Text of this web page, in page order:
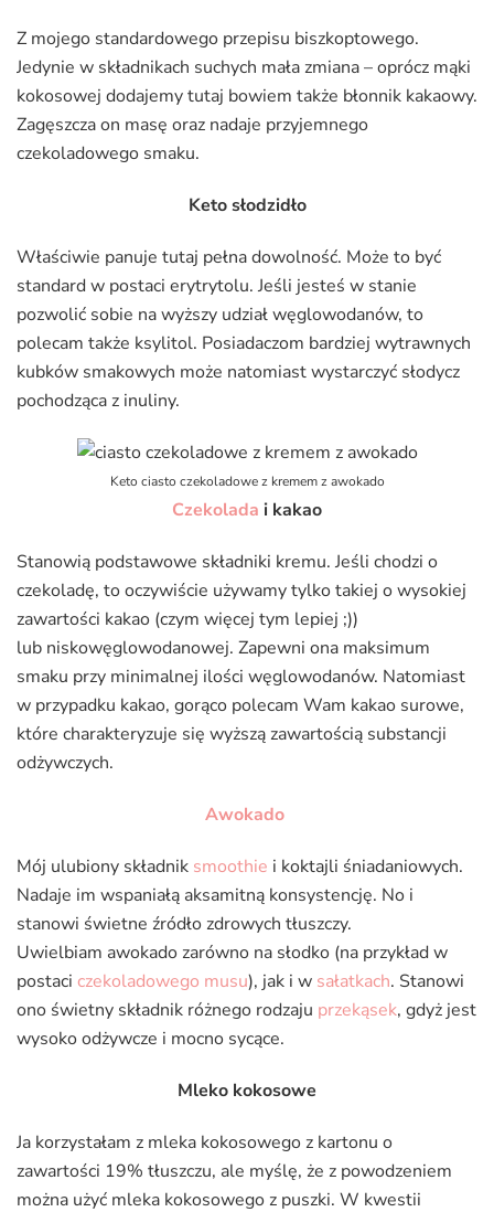
Z mojego standardowego przepisu biszkoptowego.
Jedynie w składnikach suchych mała zmiana – oprócz mąki
kokosowej dodajemy tutaj bowiem także błonnik kakaowy.
Zagęszcza on masę oraz nadaje przyjemnego
czekoladowego smaku.
Keto słodzidło
Właściwie panuje tutaj pełna dowolność. Może to być
standard w postaci erytrytolu. Jeśli jesteś w stanie
pozwolić sobie na wyższy udział węglowodanów, to
polecam także ksylitol. Posiadaczom bardziej wytrawnych
kubków smakowych może natomiast wystarczyć słodycz
pochodząca z inuliny.
Keto ciasto czekoladowe z kremem z awokado
Czekolada i kakao
Stanowią podstawowe składniki kremu. Jeśli chodzi o
czekoladę, to oczywiście używamy tylko takiej o wysokiej
zawartości kakao (czym więcej tym lepiej ;))
lub niskowęglowodanowej. Zapewni ona maksimum
smaku przy minimalnej ilości węglowodanów. Natomiast
w przypadku kakao, gorąco polecam Wam kakao surowe,
które charakteryzuje się wyższą zawartością substancji
odżywczych.
Awokado
Mój ulubiony składnik smoothie i koktajli śniadaniowych.
Nadaje im wspaniałą aksamitną konsystencję. No i
stanowi świetne źródło zdrowych tłuszczy.
Uwielbiam awokado zarówno na słodko (na przykład w
postaci czekoladowego musu), jak i w sałatkach. Stanowi
ono świetny składnik różnego rodzaju przekąsek, gdyż jest
wysoko odżywcze i mocno sycące.
Mleko kokosowe
Ja korzystałam z mleka kokosowego z kartonu o
zawartości 19% tłuszczu, ale myślę, że z powodzeniem
można użyć mleka kokosowego z puszki. W kwestii